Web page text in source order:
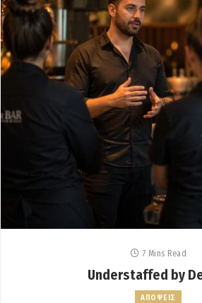
7 Mins Read
Understaffed by
ΑΠΟΨΕΙΣ